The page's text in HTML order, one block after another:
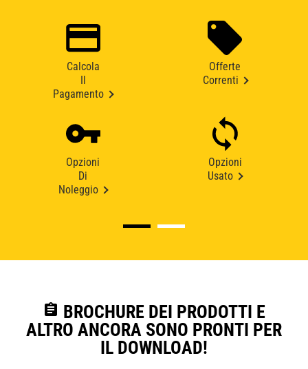
Calcola
Pagamento
Offerte
Correnti
Opzioni
Di
Noleggio
Opzioni
Usato
assignment BROCHURE DEI PRODOTTI E
ALTRO ANCORA SONO PRONTI PER
IL DOWNLOAD!